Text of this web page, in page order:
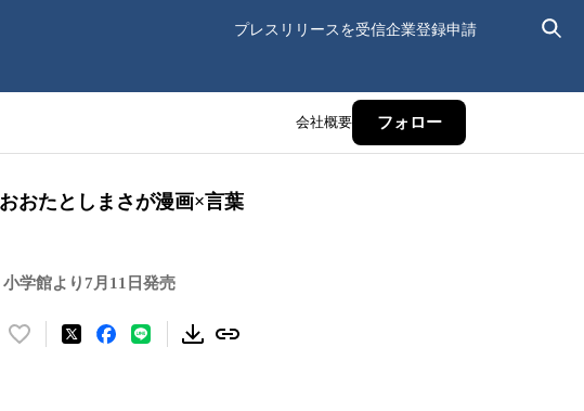
プレスリリースを受信企業登録申請
会社概要 フォロー
おたとしまさが漫画×言葉
学館より7月11日発売
い